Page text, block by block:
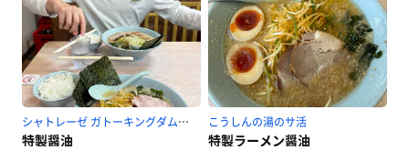
シャトレーゼ ガトーキングダム札幌のサ活
特製醤油
こうしんの湯のサ活
特製ラーメン醤油